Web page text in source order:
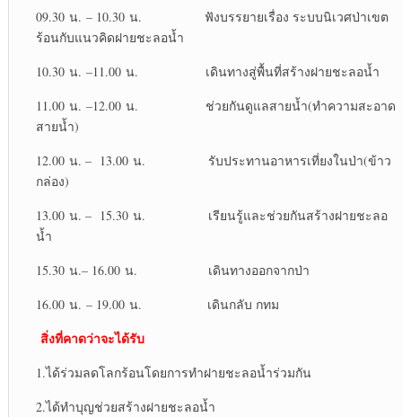
09.30 น. – 10.30 น. ฟังบรรยายเรื่อง ระบบนิเวศป่าเขต
ร้อนกับแนวคิดฝายชะลอน้ำ
10.30 น. –11.00 น. เดินทางสู่พื้นที่สร้างฝายชะลอน้ำ
11.00 น. –12.00 น. ช่วยกันดูแลสายน้ำ(ทำความสะอาด
สายน้ำ)
12.00 น. – 13.00 น. รับประทานอาหารเที่ยงในป่า(ข้าว
กล่อง)
13.00 น. – 15.30 น. เรียนรู้และช่วยกันสร้างฝายชะลอ
น้ำ
15.30 น.– 16.00 น. เดินทางออกจากป่า
16.00 น. – 19.00 น. เดินกลับ กทม
สิ่งที่คาดว่าจะได้รับ
1.ได้ร่วมลดโลกร้อนโดยการทำฝายชะลอน้ำร่วมกัน
2.ได้ทำบุญช่วยสร้างฝายชะลอน้ำ